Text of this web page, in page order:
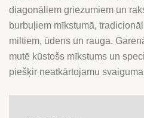
diagonāliem griezumiem un
burbuļiem mīkstumā,
miltiem, ūdens un rauga.
mutē kūstošs mīkstums un
piešķir neatkārtojamu